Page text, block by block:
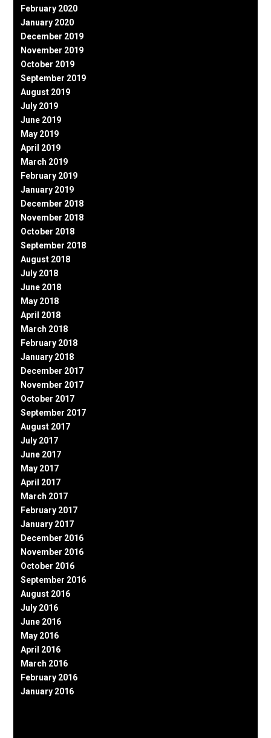
February 2020
January 2020
December 2019
November 2019
October 2019
September 2019
August 2019
July 2019
June 2019
May 2019
April 2019
March 2019
February 2019
January 2019
December 2018
November 2018
October 2018
September 2018
August 2018
July 2018
June 2018
May 2018
April 2018
March 2018
February 2018
January 2018
December 2017
November 2017
October 2017
September 2017
August 2017
July 2017
June 2017
May 2017
April 2017
March 2017
February 2017
January 2017
December 2016
November 2016
October 2016
September 2016
August 2016
July 2016
June 2016
May 2016
April 2016
March 2016
February 2016
January 2016